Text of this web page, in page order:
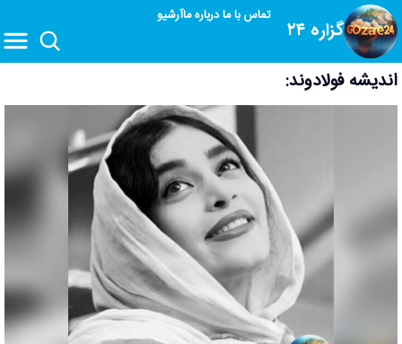
گزاره ۲۴
تماس با مادرباره ماآرشیو
اندیشه فولادوند: